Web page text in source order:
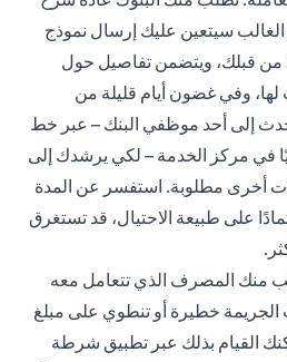
سيتعين عليك إرسال نموذج
من قبلك، ويتضمن تفاصيل حول
لها، وفي غضون أيام قليلة من
تحدث إلى أحد موظفي البنك – عبر خط
في مركز الخدمة – لكي يرشدك إلى
أخرى مطلوبة. استفسر عن المدة
على طبيعة الاحتيال، قد تستغرق
منك المصرف الذي تتعامل معه
الجريمة خطيرة أو تنطوي على مبلغ
القيام بذلك عبر تطبيق شرطة